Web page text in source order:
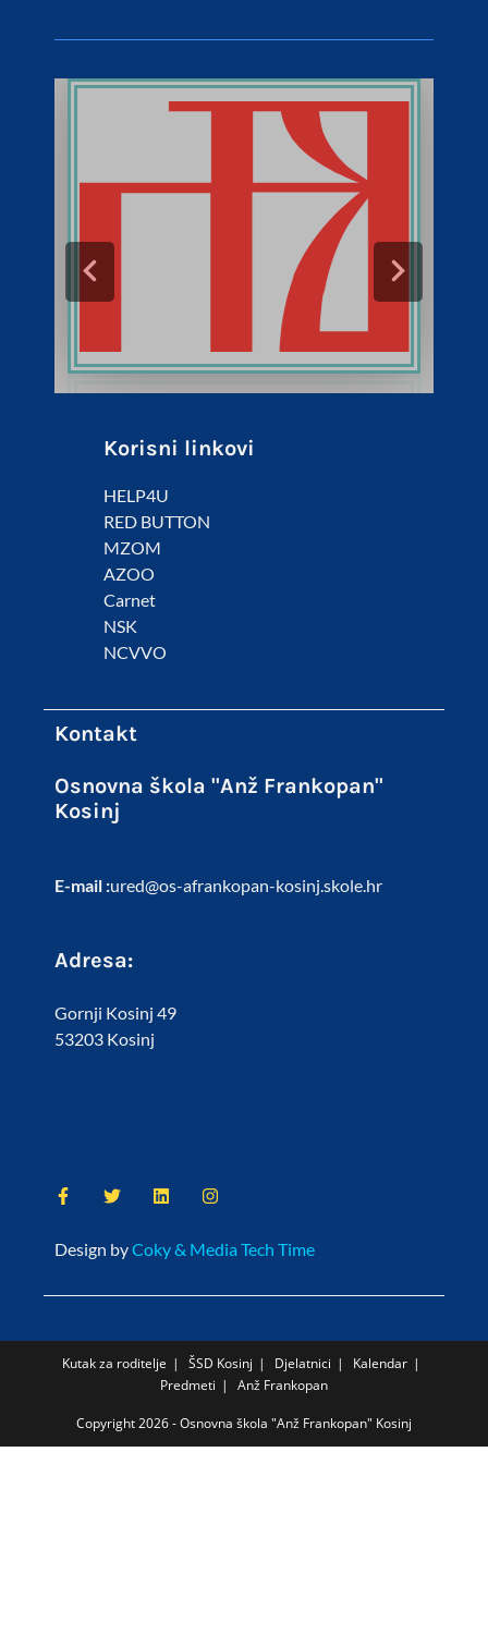
Korisni linkovi
HELP4U
RED BUTTON
MZOM
AZOO
Carnet
NSK
NCVVO
Kontakt
Osnovna škola "Anž Frankopan"
Kosinj
E-mail :ured@os-afrankopan-kosinj.skole.hr
Adresa:
Gornji Kosinj 49
53203 Kosinj
Design byCoky & Media Tech Time
Kutak za roditelje ŠSD Kosinj Djelatnici
Kalendar
Predmeti
Anž Frankopan
Copyright 2026 - Osnovna škola "Anž Frankopan" Kosinj